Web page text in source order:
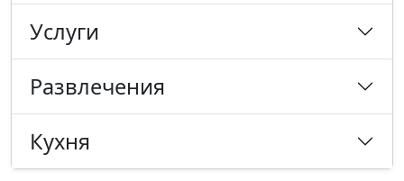
Услуги
Развлечения
Кухня